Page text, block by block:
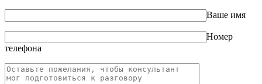
Ваше имя
Номер
телефона